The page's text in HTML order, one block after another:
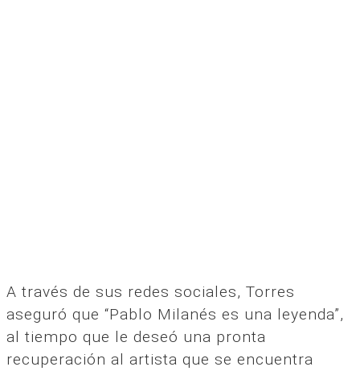
A través de sus redes sociales, Torres
aseguró que “Pablo Milanés es una leyenda”,
al tiempo que le deseó una pronta
recuperación al artista que se encuentra